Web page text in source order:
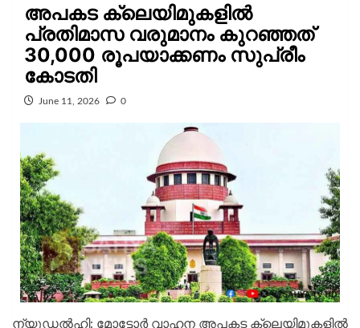
അപകട ക്ലെയിമുകളിൽ
പ്രതിമാസ വരുമാനം കുറഞ്ഞത്
30,000 രൂപയാക്കണം സുപ്രീം
കോടതി
June 11, 2026 0
ന്യൂഡൽഹി: മോട്ടോർ വാഹന അപകട ക്ലെയിമുകളിൽ